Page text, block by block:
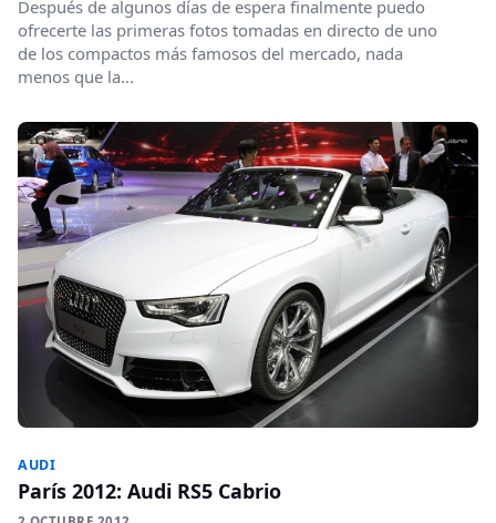
Después de algunos días de espera finalmente puedo
ofrecerte las primeras fotos tomadas en directo de uno
de los compactos más famosos del mercado, nada
menos que la...
AUDI
París 2012: Audi RS5 Cabrio